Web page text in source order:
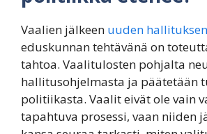
Vaalien jälkeen uuden hallituksen
eduskunnan tehtävänä on
tahtoa. Vaalitulosten pohjalta
hallitusohjelmasta ja päätetään
politiikasta. Vaalit eivät ole vain
tapahtuva prosessi, vaan niiden